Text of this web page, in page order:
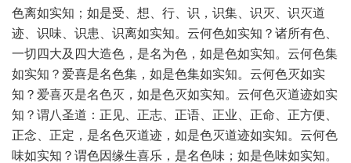
色离如实知；如是受、想、行、识，识集、识灭、识灭道
迹、识味、识患、识离如实知。云何色如实知？诸所有色、
一切四大及四大造色，是名为色，如是色如实知。云何色集
如实知？爱喜是名色集，如是色集如实知。云何色灭如实
知？爱喜灭是名色灭，如是色灭如实知。云何色灭道迹如实
知？谓八圣道：正见、正志、正语、正业、正命、正方便、
正念、正定，是名色灭道迹，如是色灭道迹如实知。云何色
味如实知？谓色因缘生喜乐，是名色味；如是色味如实知。